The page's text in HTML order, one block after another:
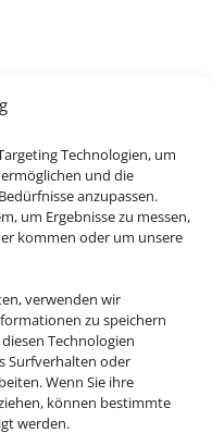
Technologien, um
und die
anzupassen.
um Ergebnisse zu messen,
kommen oder um unsere
verwenden wir
zu speichern
Technologien
Surfverhalten oder
Wenn Sie ihre
können bestimmte
werden.